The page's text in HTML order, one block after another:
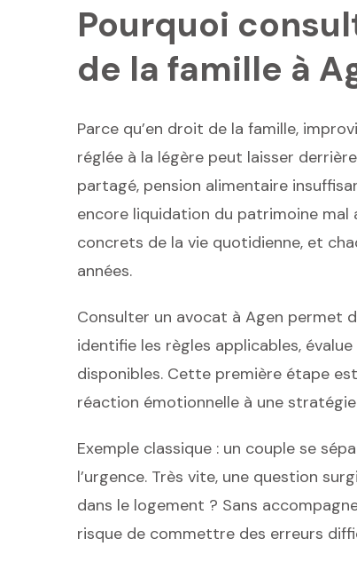
Pourquoi
de la famille à
Parce qu’en droit de la famille,
réglée à la légère peut laisser
partagé, pension alimentaire
encore liquidation du patrimoine
concrets de la vie quotidienne, et
années.
Consulter un avocat à Agen permet
identifie les règles applicables,
disponibles. Cette première étape
réaction émotionnelle à une
Exemple classique : un couple se
l’urgence. Très vite, une question
dans le logement ? Sans
risque de commettre des erreurs